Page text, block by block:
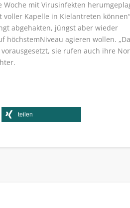
mit Virusinfekten
Kapelle in Kielantreten
abgehakten, jüngst aber wieder
agieren wollen.
sie rufen auch ihre
teilen